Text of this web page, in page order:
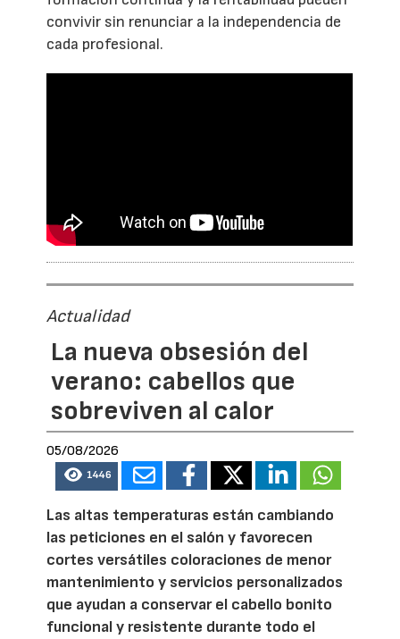
convivir sin renunciar a la independencia de
cada profesional.
Actualidad
La nueva obsesión del
verano: cabellos que
sobreviven al calor
05/08/2026
1446
Las altas temperaturas están cambiando
las peticiones en el salón y favorecen
cortes versátiles coloraciones de menor
mantenimiento y servicios personalizados
que ayudan a conservar el cabello bonito
funcional y resistente durante todo el